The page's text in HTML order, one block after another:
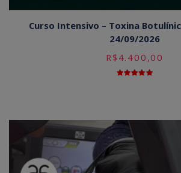
Curso Intensivo – Toxina
24/09/2026
R$ 4.400,00